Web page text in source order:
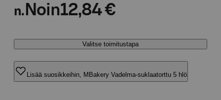
n. Noin12,84 €
Valitse toimitustapa
Lisää suosikkeihin, MBakery Vadelma-suklaatorttu 5 hlö